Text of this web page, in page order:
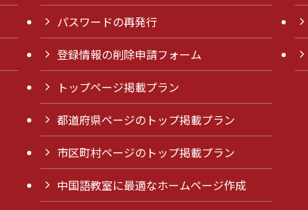
パスワードの再発行
登録情報の削除申請フォーム
トップページ掲載プラン
都道府県ページのトップ掲載プラン
市区町村ページのトップ掲載プラン
中国語教室に最適なホームページ作成